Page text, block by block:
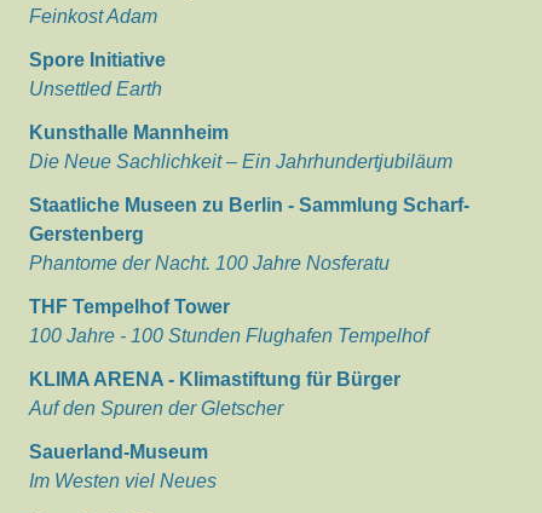
Feinkost Adam
Spore Initiative
Unsettled Earth
Kunsthalle Mannheim
Die Neue Sachlichkeit – Ein Jahrhundertjubiläum
Staatliche Museen zu Berlin - Sammlung Scharf-
Gerstenberg
Phantome der Nacht. 100 Jahre Nosferatu
THF Tempelhof Tower
100 Jahre - 100 Stunden Flughafen Tempelhof
KLIMA ARENA - Klimastiftung für Bürger
Auf den Spuren der Gletscher
Sauerland-Museum
Im Westen viel Neues